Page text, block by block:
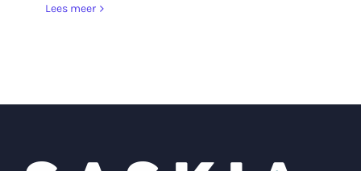
Lees meer